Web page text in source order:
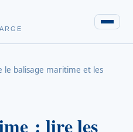
le balisage maritime et les
: lire les